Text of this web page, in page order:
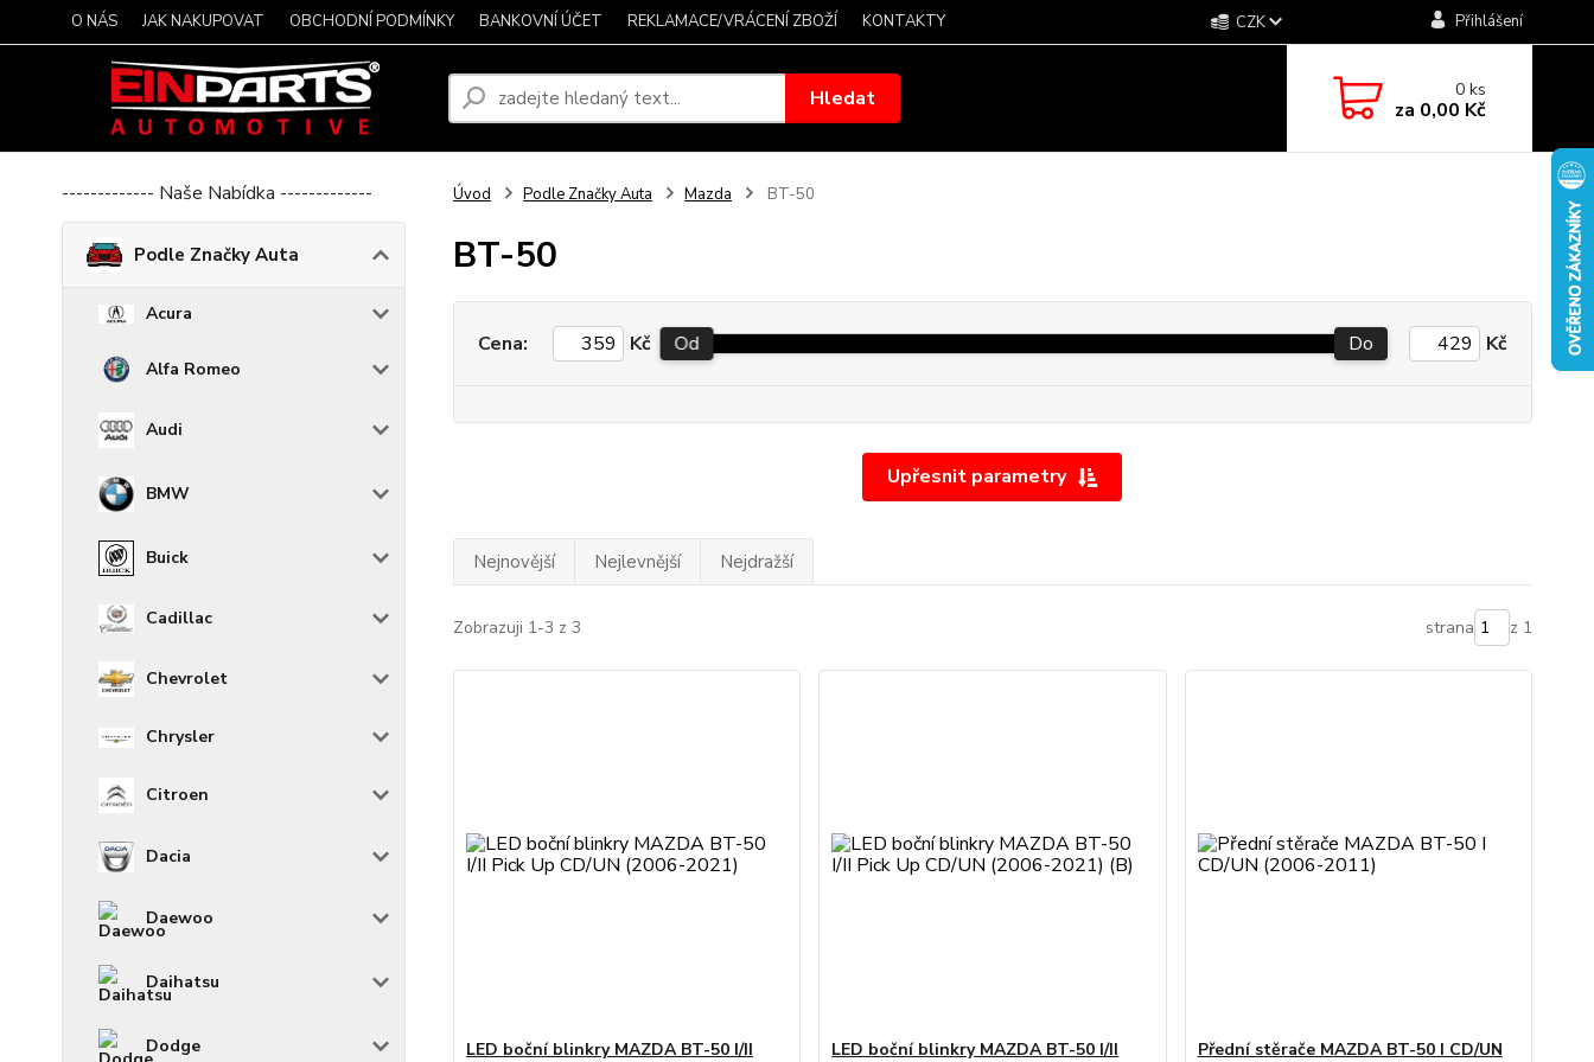
O NÁS JAK NAKUPOVAT OBCHODNÍ PODMÍNKY BANKOVNÍ ÚČET REKLAMACE/VRÁCENÍ ZBOŽÍ KONTAKTY CZK Přihlášení
Hledat 0ks
za 0,00 Kč
------------- Naše Nabídka -------------
Podle Značky Auta
Acura
Alfa Romeo
Audi
BMW
Buick
Cadillac
Chevrolet
Chrysler
Citroen
Dacia
Daewoo
Daihatsu
Dodge
Úvod Podle Značky Auta Mazda BT-50
BT-50
Upřesnit parametry
Cena: Kč Od Do Kč
Nejnovější Nejlevnější Nejdražší
Zobrazuji 1-3 z 3 strana z 1
LED boční blinkry MAZDA BT-50 I/II LED boční blinkry MAZDA BT-50 I/II Přední stěrače MAZDA BT-50 I CD/UN